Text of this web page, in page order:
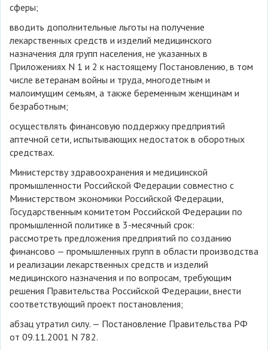
сферы;
вводить дополнительные льготы на получение
лекарственных средств и изделий медицинского
назначения для групп населения, не указанных в
Приложениях N 1 и 2 к настоящему Постановлению, в том
числе ветеранам войны и труда, многодетным и
малоимущим семьям, а также беременным женщинам и
безработным;
осуществлять финансовую поддержку предприятий
аптечной сети, испытывающих недостаток в оборотных
средствах.
Министерству здравоохранения и медицинской
промышленности Российской Федерации совместно с
Министерством экономики Российской Федерации,
Государственным комитетом Российской Федерации по
промышленной политике в 3-месячный срок:
рассмотреть предложения предприятий по созданию
финансово — промышленных групп в области производства
и реализации лекарственных средств и изделий
медицинского назначения и по вопросам, требующим
решения Правительства Российской Федерации, внести
соответствующий проект постановления;
абзац утратил силу. — Постановление Правительства РФ
от 09.11.2001 N 782.